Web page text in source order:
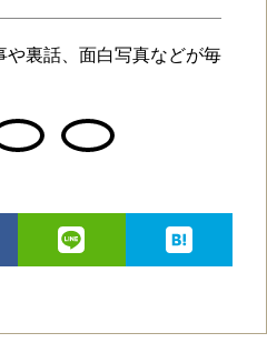
や裏話、面白写真などが毎